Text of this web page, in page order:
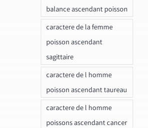
balance ascendant poisson
caractere de la femme
poisson ascendant
sagittaire
caractere de l homme
poisson ascendant taureau
caractere de l homme
poissons ascendant cancer